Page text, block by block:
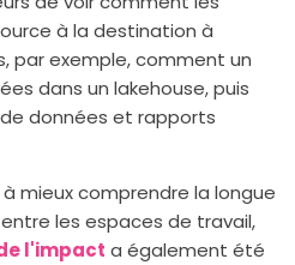
à la destination à
par exemple, comment un
dans un lakehouse, puis
données et rapports
mieux comprendre la longue
les espaces de travail,
l'impact a également été